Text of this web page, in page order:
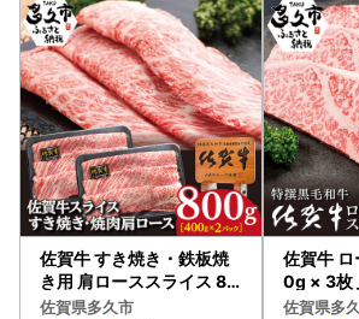
佐賀牛 すき焼き・鉄板焼
き用 肩ローススライス 80
0g _c-89
佐賀県多久市
佐賀牛
0g × 3枚
佐賀県多